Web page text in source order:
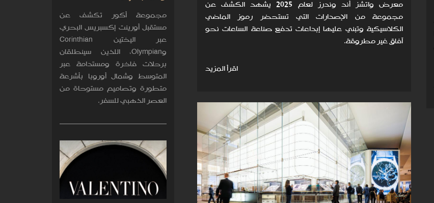
معرض واتشز أند وندرز لعام 2025 يشهد الكشف عن
مجموعة من الإصدارات التي تستحضر رموز الماضي
الكلاسيكية وتبني عليها إبداعات تدفع صناعة الساعات نحو
آفاق غير مطروقة.
اقرأ المزيد
مجموعة أكور تكشف عن
مستقبل أورينت إكسبريس البحري
عبر اليختين Corinthian
وOlympian، اللذين سينطلقان
برحلات فاخرة ومستدامة عبر
المتوسط وشمال أوروبا بأشرعة
متطورة وتصاميم مستوحاة من
العصر الذهبي للسفر.